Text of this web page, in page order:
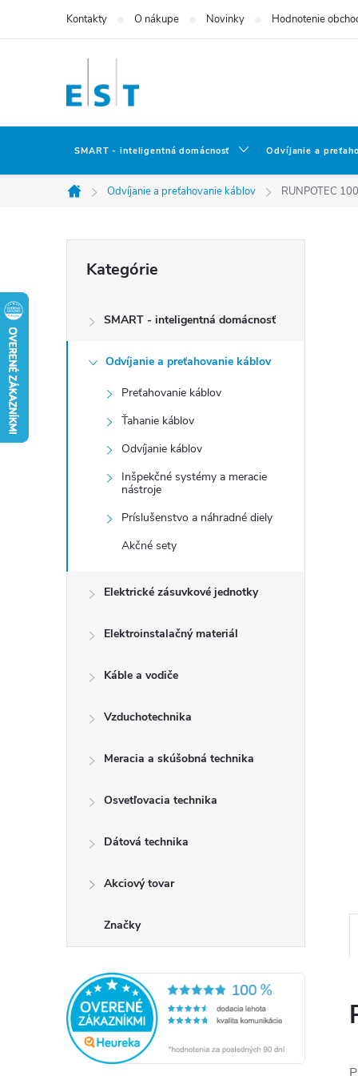
Kontakty O nákupe Novinky Hodnotenie
SMART - inteligentná domácnosť Odvíjanie a
Domov
Odvíjanie a preťahovanie káblov RUNPOTEC
č
e
kategórie
Kategórie
SMART - inteligentná domácnosť
Odvíjanie a preťahovanie káblov
Preťahovanie káblov
Ťahanie káblov
Odvíjanie káblov
Inšpekčné systémy a meracie
nástroje
Príslušenstvo a náhradné diely
Akčné sety
Elektrické zásuvkové jednotky
Elektroinstalačný materiál
Káble a vodiče
Vzduchotechnika
Meracia a skúšobná technika
Osvetľovacia technika
Dátová technika
Akciový tovar
Značky